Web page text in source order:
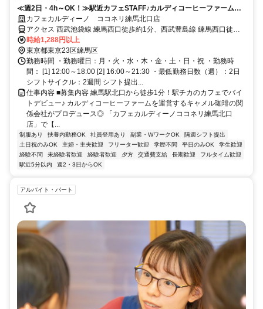
≪週2日・4h～OK！≫駅近カフェSTAFF♪カルディコーヒーファーム併
設カフェのお仕事◎未経験OK・土日祝働ける方歓迎！
カフェカルディーノ ココネリ練馬北口店
アクセス 西武池袋線 練馬西口徒歩約1分、西武豊島線 練馬西口徒歩
約1分、都営大江戸線 練馬A2口徒歩約2分
時給1,288円以上
東京都東京23区練馬区
勤務時間 ・勤務曜日：月・火・水・木・金・土・日・祝 ・勤務時
間： [1] 12:00～18:00 [2] 16:00～21:30 ・最低勤務日数（週）：2日
シフトサイクル：2週間 シフト提出...
仕事内容 ■募集内容 練馬駅北口から徒歩1分！駅チカのカフェでバイ
トデビュー♪ カルディコーヒーファームを運営するキャメル珈琲の関
係会社がプロデュース◎ 「カフェカルディーノココネリ練馬北口
店」で【...
制服あり 扶養内勤務OK 社員登用あり 副業・WワークOK
隔週シフト提出
土日祝のみOK
主婦・主夫歓迎 フリーター歓迎 学歴不問 平日のみOK
学生歓迎
経験不問
未経験者歓迎 経験者歓迎 夕方 交通費支給 長期歓迎
フルタイム歓迎
駅近5分以内
週2・3日からOK
アルバイト・パート